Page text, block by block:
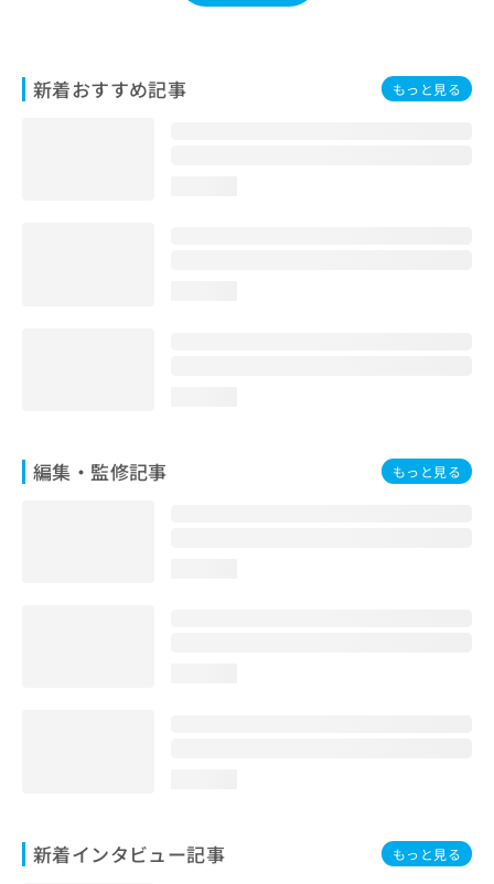
新着おすすめ記事 もっと見る
編集・監修記事 もっと見る
新着インタビュー記事 もっと見る
合
わ